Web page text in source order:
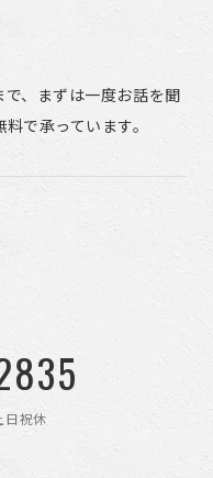
、まずは一度お話を聞
で承っています。
祝休